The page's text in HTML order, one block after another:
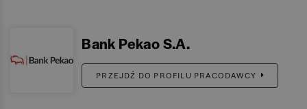
Bank Pekao S.A.
PRZEJDŹ DO PROFILU PRACODAWCY